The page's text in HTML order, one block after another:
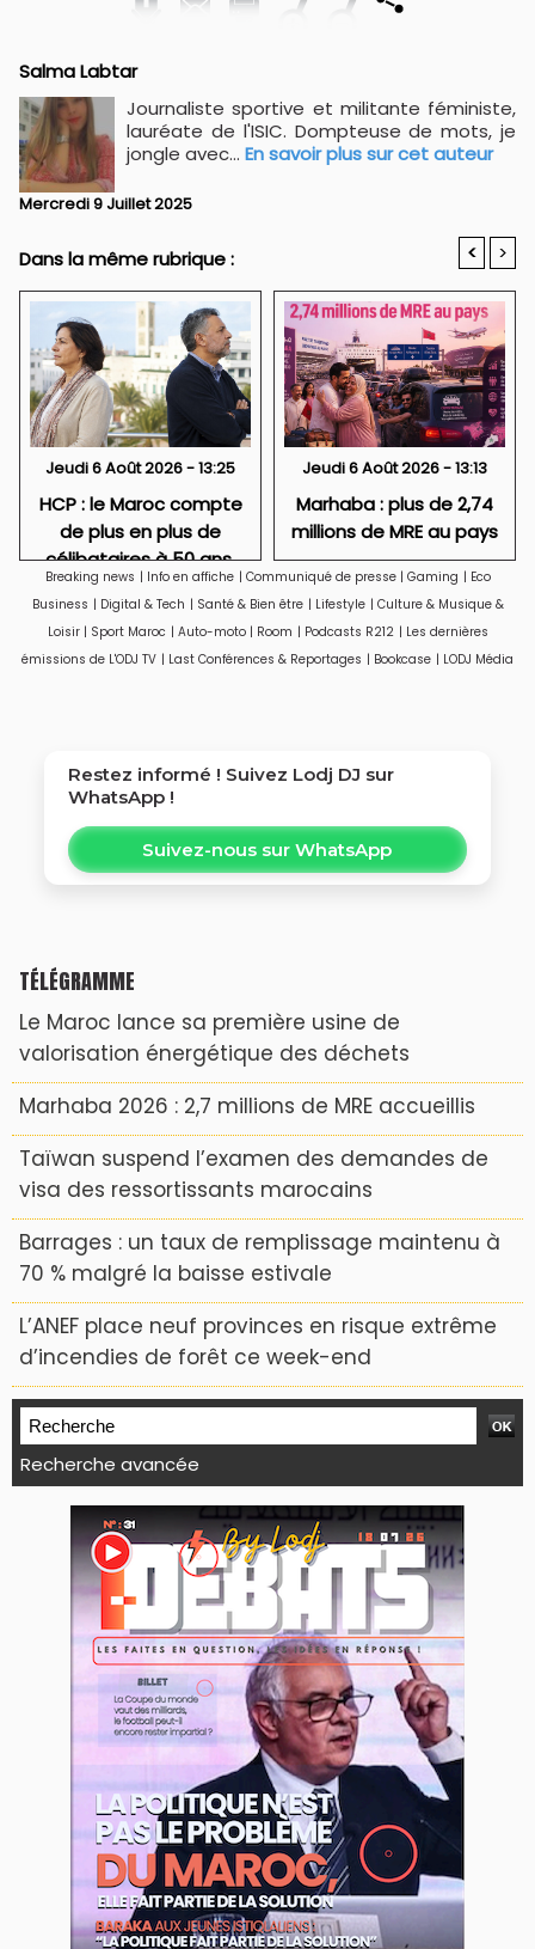
Salma Labtar
Journaliste sportive et militante féministe,
lauréate de l'ISIC. Dompteuse de mots, je
jongle avec... En savoir plus sur cet auteur
Mercredi 9 Juillet 2025
Dans la même rubrique : < >
Jeudi 6 Août 2026 - 13:25
HCP : le Maroc compte
de plus en plus de
célibataires à 50 ans,
particulièrement des
femmes
Jeudi 6 Août 2026 - 13:13
Marhaba : plus de 2,74
millions de MRE au pays
Breaking news | Info en affiche | Communiqué de presse | Gaming | Eco
Business | Digital & Tech | Santé & Bien être | Lifestyle | Culture & Musique &
Loisir | Sport Maroc | Auto-moto | Room | Podcasts R212 | Les dernières
émissions de L'ODJ TV | Last Conférences & Reportages | Bookcase | LODJ Média
Restez informé ! Suivez Lodj DJ sur
WhatsApp !
Suivez-nous sur WhatsApp
TÉLÉGRAMME
Le Maroc lance sa première usine de
valorisation énergétique des déchets
Marhaba 2026 : 2,7 millions de MRE accueillis
Taïwan suspend l’examen des demandes de
visa des ressortissants marocains
Barrages : un taux de remplissage maintenu à
70 % malgré la baisse estivale
L’ANEF place neuf provinces en risque extrême
d’incendies de forêt ce week-end
Recherche avancée